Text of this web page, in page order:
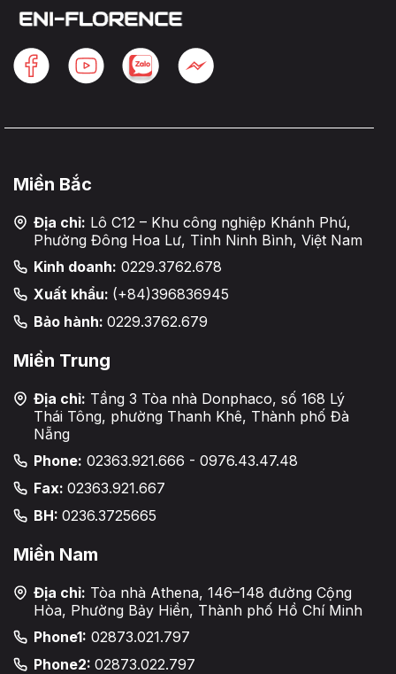
Miền Bắc
Địa chỉ: Lô C12 – Khu công nghiệp Khánh Phú,
Phường Đông Hoa Lư, Tỉnh Ninh Bình, Việt Nam
Kinh doanh: 0229.3762.678
Xuất khẩu: (+84)396836945
Bảo hành: 0229.3762.679
Miền Trung
Địa chỉ: Tầng 3 Tòa nhà Donphaco, số 168 Lý
Thái Tông, phường Thanh Khê, Thành phố Đà
Nẵng
Phone: 02363.921.666 - 0976.43.47.48
Fax: 02363.921.667
BH: 0236.3725665
Miền Nam
Địa chỉ: Tòa nhà Athena, 146–148 đường Cộng
Hòa, Phường Bảy Hiền, Thành phố Hồ Chí Minh
Phone1: 02873.021.797
Phone2: 02873.022.797